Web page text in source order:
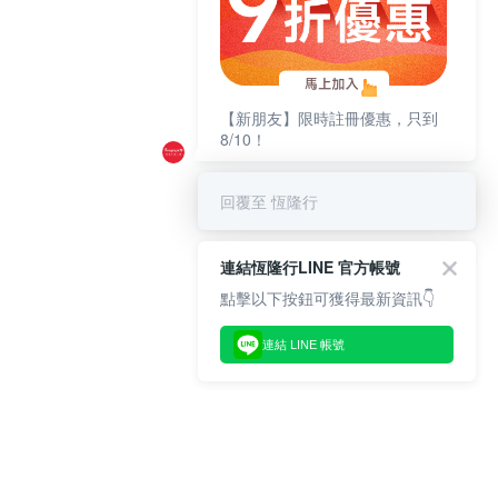
【新朋友】限時註冊優惠，只到
8/10！
回覆至 恆隆行
連結恆隆行LINE 官方帳號
點擊以下按鈕可獲得最新資訊👇
連結 LINE 帳號